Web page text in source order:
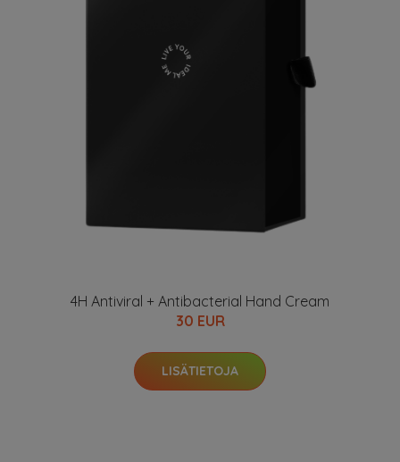
4H Antiviral + Antibacterial Hand Cream
30 EUR
LISÄTIETOJA